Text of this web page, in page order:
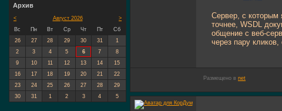
Сервер, с которым
точнее, WSDL
общение с веб-
через пару
Размещено в net
Архив
< >
Август 2026
Вс
Пн Вт Ср Чт Пт
Сб
26
27 28 29 30 31
1
2
3 4 5 6 7
8
9
10 11 12 13 14
15
16
17 18 19 20 21
22
23
24 25 26 27 28
29
30
31 1 2 3 4 5